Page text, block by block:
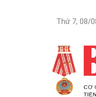
Thứ 7, 08/